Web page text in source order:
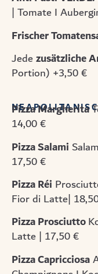
| Tomate I
Frischer
Jedezusätzliche
Portion) +3,50 €
Pizza Margherita
14,00 €
Pizza Salami
17,50 €
Pizza Réi
Fior di Latte|
Pizza Prosciutto
Latte | 17,50 €
Pizza Capricciosa